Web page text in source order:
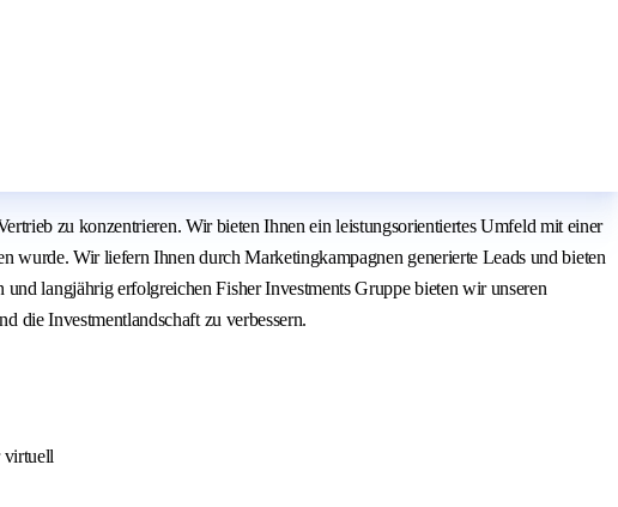
zu konzentrieren. Wir bieten Ihnen ein leistungsorientiertes Umfeld mit einer
wurde. Wir liefern Ihnen durch Marketingkampagnen generierte Leads und bieten
langjährig erfolgreichen Fisher Investments Gruppe bieten wir unseren
die Investmentlandschaft zu verbessern.
virtuell